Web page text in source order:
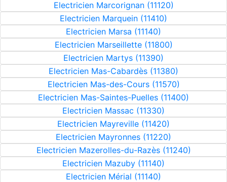
Electricien Marcorignan (11120)
Electricien Marquein (11410)
Electricien Marsa (11140)
Electricien Marseillette (11800)
Electricien Martys (11390)
Electricien Mas-Cabardès (11380)
Electricien Mas-des-Cours (11570)
Electricien Mas-Saintes-Puelles (11400)
Electricien Massac (11330)
Electricien Mayreville (11420)
Electricien Mayronnes (11220)
Electricien Mazerolles-du-Razès (11240)
Electricien Mazuby (11140)
Electricien Mérial (11140)